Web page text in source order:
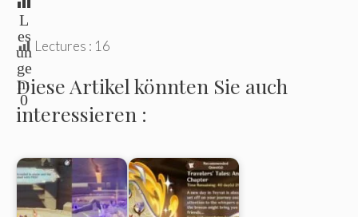
L
es
un
ge
n:
0
Lectures : 16
Diese Artikel könnten Sie auch
interessieren :